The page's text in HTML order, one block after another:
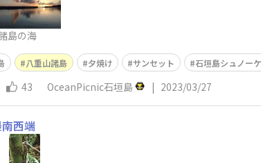
島の海
八重山諸島 夕焼け サンセット 石垣島シュノー
43 OceanPicnic石垣島 | 2023/03/27
西端